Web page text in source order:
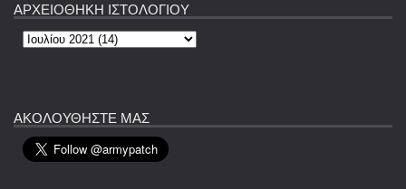
ΑΡΧΕΙΟΘΗΚΗ ΙΣΤΟΛΟΓΙΟΥ
ΑΚΟΛΟΥΘΗΣΤΕ ΜΑΣ